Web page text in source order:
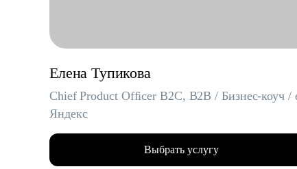
Елена Тупикова
Chief Product Officer B2C, B2B / Бизнес-коуч /
Яндекс
Выбрать услугу